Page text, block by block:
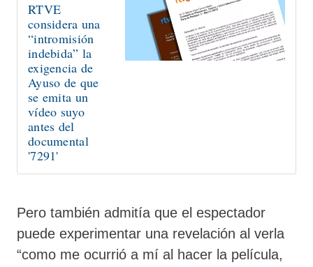
RTVE
considera una
“intromisión
indebida” la
exigencia de
Ayuso de que
se emita un
vídeo suyo
antes del
documental
'7291'
Pero también admitía que el espectador
puede experimentar una revelación al verla
“como me ocurrió a mí al hacer la película,